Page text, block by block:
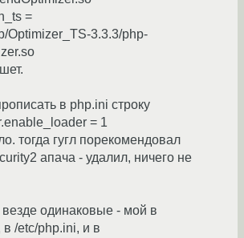
=
Optimizer_TS-3.3.3/php-
в php.ini строку
= 1
тогда гугл порекомендовал
апача - удалил, ничего не
одинаковые - мой в
/etc/php.ini, и в